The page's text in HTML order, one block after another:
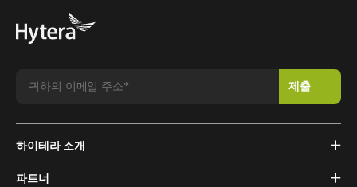
하이테라 소개
파트너